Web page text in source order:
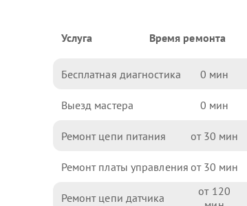
Услуга Время ремонта
Бесплатная диагностика 0
Выезд мастера 0
Ремонт цепи питания 30
Ремонт платы управления 30
Ремонт цепи датчика 120